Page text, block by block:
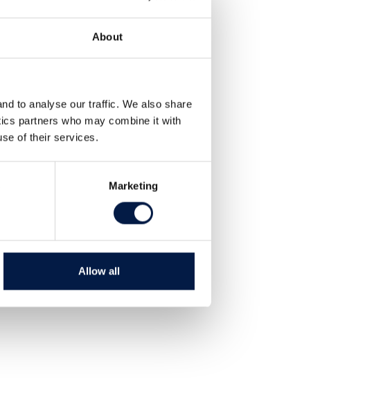
About
to analyse our traffic. We also share
partners who may combine it with
of their services.
Marketing
Allow all
Tweet